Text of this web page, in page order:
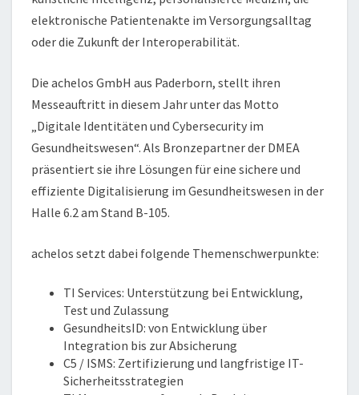
elektronische Patientenakte im Versorgungsalltag
oder die Zukunft der Interoperabilität.
Die achelos GmbH aus Paderborn, stellt ihren
Messeauftritt in diesem Jahr unter das Motto
„Digitale Identitäten und Cybersecurity im
Gesundheitswesen“. Als Bronzepartner der DMEA
präsentiert sie ihre Lösungen für eine sichere und
effiziente Digitalisierung im Gesundheitswesen in der
Halle 6.2 am Stand B-105.
achelos setzt dabei folgende Themenschwerpunkte:
TI Services: Unterstützung bei Entwicklung,
Test und Zulassung
GesundheitsID: von Entwicklung über
Integration bis zur Absicherung
C5 / ISMS: Zertifizierung und langfristige IT-
Sicherheitsstrategien